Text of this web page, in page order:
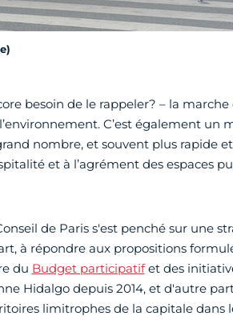
besoin de le rappeler? – la
C’est également un
nombre, et souvent plus rapide
et à l’agrément des espaces
de Paris s'est penché sur une
à répondre aux propositions
du Budget participatifet des
Hidalgo depuis 2014, et d'autre
limitrophes de la capitale dans